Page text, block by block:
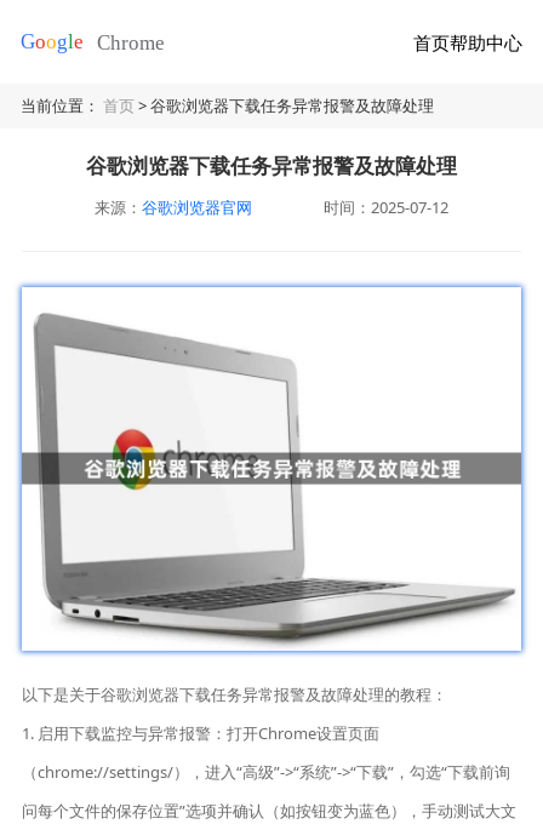
首页帮助中心
当前位置：首页> 谷歌浏览器下载任务异常报警及故障处理
谷歌浏览器下载任务异常报警及故障处理
来源： 谷歌浏览器官网 时间：2025-07-12
以下是关于谷歌浏览器下载任务异常报警及故障处理的教程：
1. 启用下载监控与异常报警：打开Chrome设置页面
（chrome://settings/），进入“高级”->“系统”->“下载”，勾选“下载前询
问每个文件的保存位置”选项并确认（如按钮变为蓝色），手动测试大文